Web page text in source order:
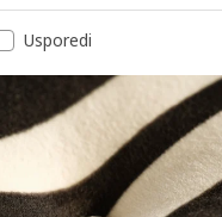
Usporedi